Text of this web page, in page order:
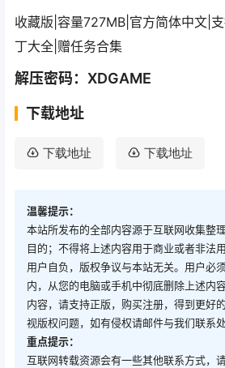
收藏版|容量727MB|官方简体中文|
丁大全|赠任务合集
解压密码：XDGAME
下载地址
下载地址 下载地址
温馨提示：
本站所发布的全部内容源于互联网收集整
目的；不得将上述内容用于商业或者非法
用户自负，版权争议与本站无关。用户必
内，从您的电脑或手机中彻底删除上述内
内容，请支持正版，购买注册，得到更好
视版权问题，如有侵权请邮件与我们联系
重点提示：
互联网转载资源会有一些其他联系方式，